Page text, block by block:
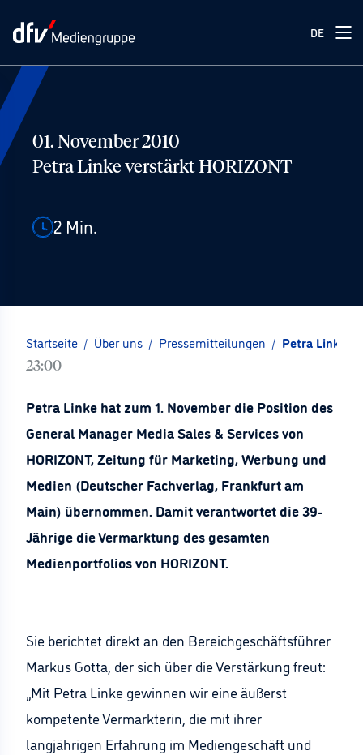
DE
01. November 2010
Petra Linke verstärkt HORIZONT
2 Min.
Startseite / Über uns / Pressemitteilungen / Petra Linke
23:00
Petra Linke hat zum 1. November die Position des
General Manager Media Sales & Services von
HORIZONT, Zeitung für Marketing, Werbung und
Medien (Deutscher Fachverlag, Frankfurt am
Main) übernommen. Damit verantwortet die 39-
Jährige die Vermarktung des gesamten
Medienportfolios von HORIZONT.
Sie berichtet direkt an den Bereichgeschäftsführer
Markus Gotta, der sich über die Verstärkung freut:
„Mit Petra Linke gewinnen wir eine äußerst
kompetente Vermarkterin, die mit ihrer
langjährigen Erfahrung im Mediengeschäft und